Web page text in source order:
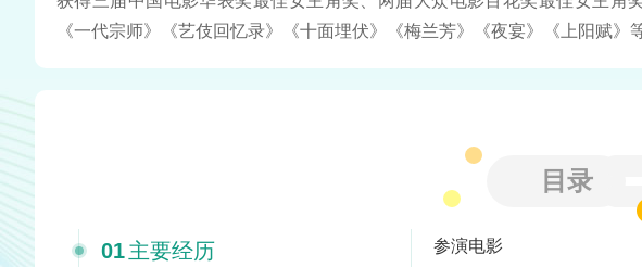
《一代宗师》《艺伎回忆录》《十面埋伏》《梅兰芳》《夜宴》《上阳赋》等
目录
01主要经历
参演电影